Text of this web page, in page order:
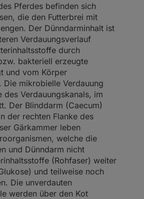
Pferdes befinden sich
die den Futterbrei mit
Der Dünndarminhalt ist
Verdauungsverlauf
durch
bakteriell erzeugte
und vom Körper
Die mikrobielle Verdauung
des Verdauungskanals, im
Der Blinddarm (Caecum)
der rechten Flanke des
Gärkammer leben
welche die
und Dünndarm nicht
(Rohfaser) weiter
und teilweise noch
Die unverdauten
werden über den Kot